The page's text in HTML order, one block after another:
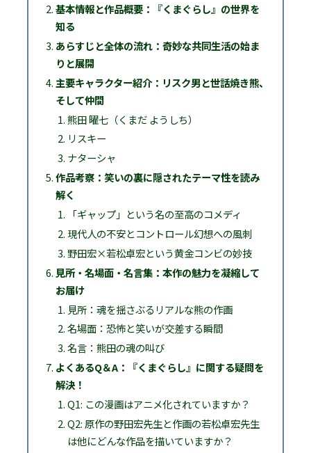
基本情報と作品概要：『くまぐらし』の世界を
知る
あらすじと全体の流れ：奇妙な共同生活の始ま
りと展開
主要キャラクター紹介：リスク男と世話焼き熊、
そして仲間
熊田 曜七（くまだ ようしち）
リスキー
ナターシャ
作品考察：笑いの裏に隠されたテーマ性を読み
解く
「ギャップ」という名の至高のコメディ
現代人の不安とコントロール幻想への風刺
野田宏×若松卓宏という黄金コンビの妙技
見所・名場面・名言集：本作の魅力を凝縮して
お届け
見所：魂を揺さぶるリアルな熊の作画
名場面：恐怖と笑いが交差する瞬間
名言：熊田の魂の叫び
よくあるQ＆A：『くまぐらし』に関する疑問を
解決！
Q1: この漫画はアニメ化されていますか？
Q2: 原作の野田宏先生と作画の若松卓宏先生
は他にどんな作品を描いていますか？